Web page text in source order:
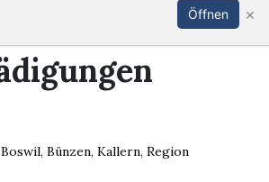
Boswil,Bünzen,Kallern,Region
Öffnen ×